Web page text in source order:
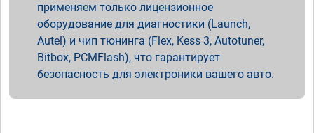
применяем только лицензионное
оборудование для диагностики (Launch,
Autel) и чип тюнинга (Flex, Kess 3, Autotuner,
Bitbox, PCMFlash), что гарантирует
безопасность для электроники вашего авто.